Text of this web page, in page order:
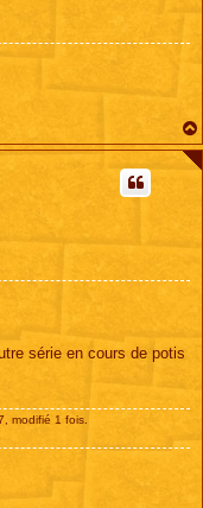
série en cours de potis
modifié 1 fois.